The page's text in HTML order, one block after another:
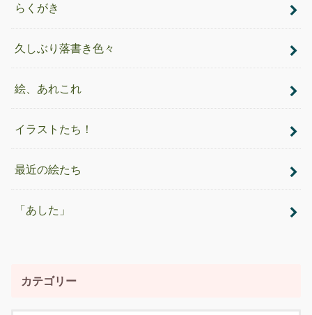
らくがき
久しぶり落書き色々
絵、あれこれ
イラストたち！
最近の絵たち
「あした」
カテゴリー